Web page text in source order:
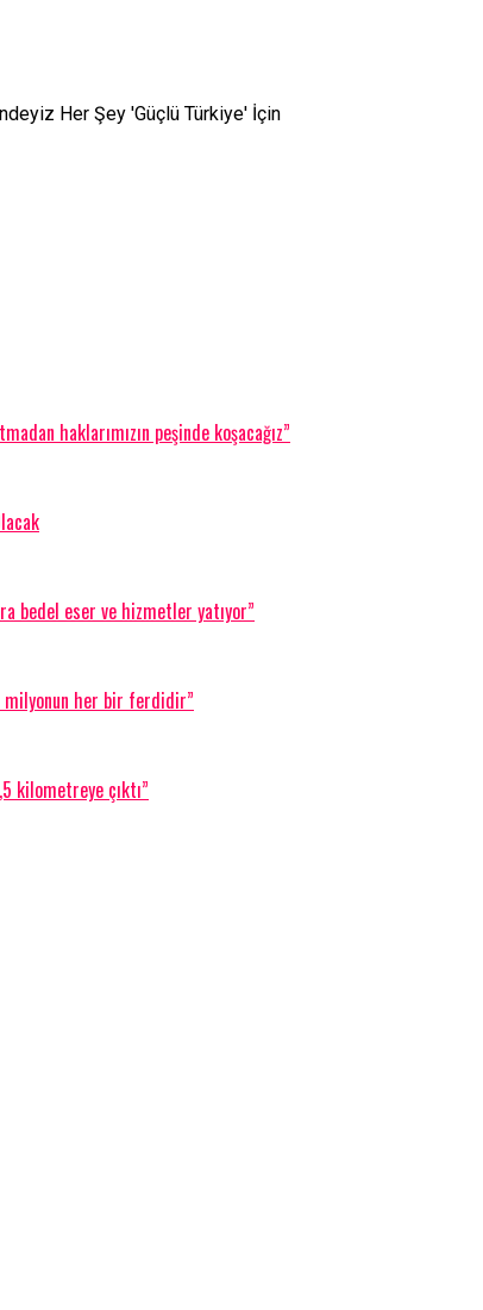
Her Şey 'Güçlü Türkiye' İçin
haklarımızın peşinde koşacağız”
bedel eser ve hizmetler yatıyor”
milyonun her bir ferdidir”
kilometreye çıktı”